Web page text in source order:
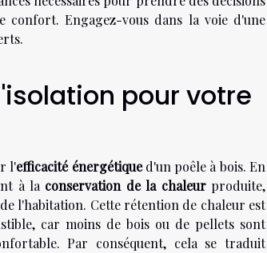
Engagez-vous dans la voie d'une
pour votre
l'efficacité énergétiqued'un poêle à bois. En
à la conservation de la chaleurproduite,
l'habitation. Cette rétention de chaleur est
car moins de bois ou de pellets sont
Par conséquent, cela se traduit